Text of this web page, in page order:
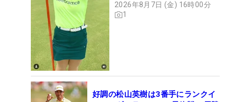
2026年8月7日 (金) 16時00分
1
好調の松山英樹は3番手にランクイ